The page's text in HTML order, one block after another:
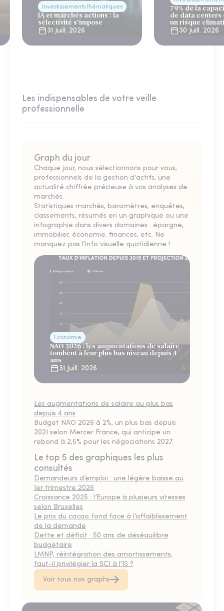
Investissements thématiques
IA et marchés actions : la
sélectivité s’impose
31 Juill. 2026
79% de la
de data centers
un risque
30 Juill. 2026
Les indispensables de votre veille
professionnelle
Graph du jour
Chaque jour, nous sélectionnons pour vous,
professionnels de la gestion d'actifs, une
actualité chiffrée précieuse à vos analyses de
marchés.
Statistiques marchés, baromètres, enquêtes,
classements, résumés en un graphique ou une
infographie dans divers domaines : épargne,
immobilier, économie, finances, etc. Ne
manquez pas l'info visuelle quotidienne !
Économie
NAO 2026 : les augmentations de salaire
tombent à leur plus bas niveau depuis 4
ans
31 Juill. 2026
Les augmentations de salaire au plus bas
depuis 4 ans
Budget NAO 2026 à 2%, un plus bas depuis
2021 selon Mercer France, qui anticipe un
rebond à 2,5% pour les négociations 2027.
Le top 5 des graphiques les plus
consultés
Demandeurs d’emploi : une légère baisse au
1er trimestre 2026
Croissance 2025 : l’Europe à plusieurs vitesses
selon Bruxelles
Le prix du cacao fond face à l’affaiblissement
de la demande
Dette et déficit : 50 ans de déséquilibre
budgétaire
LMNP, réintégration des amortissements,
faut-il privilégier la SCI à l'IS ?
Voir tous nos graphs